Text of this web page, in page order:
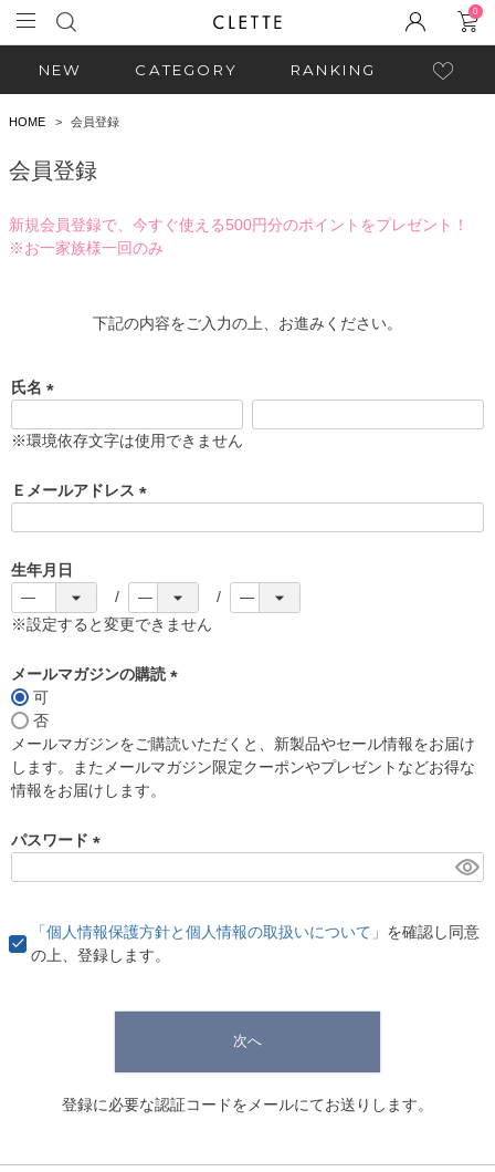
0
NEW CATEGORY RANKING
HOME 会員登録
会員登録
新規会員登録で、今すぐ使える500円分のポイントをプレゼント！
※お一家族様一回のみ
下記の内容をご入力の上、お進みください。
氏名
必
)
※環境依存文字は使用できません
Ｅメールアドレス
)
生年月日
※設定すると変更できません
メールマガジンの購読
須
)
可
否
メールマガジンをご購読いただくと、新製品やセール情報をお届け
します。またメールマガジン限定クーポンやプレゼントなどお得な
情報をお届けします。
パスワード
)
「個人情報保護方針と個人情報の取扱いについて」 を確認し同意
の上、登録します。
次へ
登録に必要な認証コードをメールにてお送りします。